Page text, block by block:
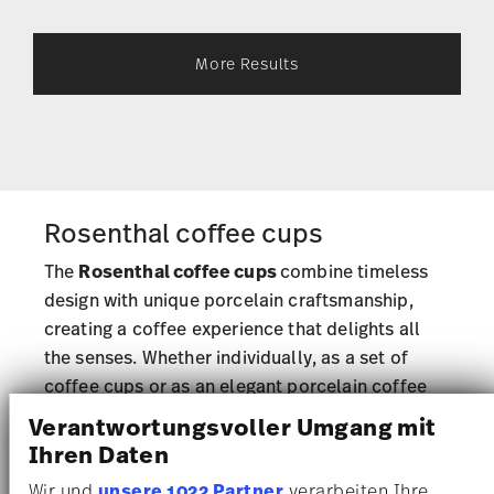
Verantwortungsvoller Umgang mit
Ihren Daten
More Results
Rosenthal coffee cups
The Rosenthal coffee cupscombine timeless
design with unique porcelain craftsmanship,
creating a coffee experience that delights all
the senses. Whether individually, as a set of
coffee cups or as an elegant porcelain coffee
service with
coffee pots : put together your own
classic or modern set of coffee cups and